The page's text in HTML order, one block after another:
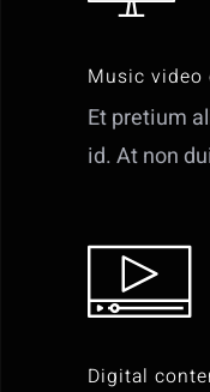
Music video
Et pretium
id. At non
Digital